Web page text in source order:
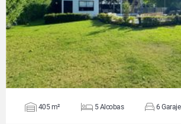
VER DETALLES
405 m² 5 Alcobas 6 Garaje